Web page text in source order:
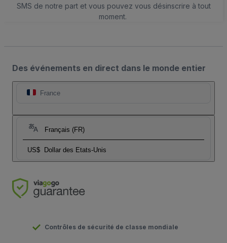
SMS de notre part et vous pouvez vous désinscrire à tout
moment.
Des événements en direct dans le monde entier
France
Français (FR)
US$ Dollar des Etats-Unis
Contrôles de sécurité de classe mondiale